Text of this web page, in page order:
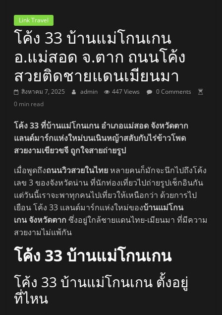
FM
ลพบุรี
Link Travel
โค้ง 33 บ้านแม่โกนเกน
อ.แม่สอด จ.ตาก ถนนโค้ง
สวยติดชายแดนเมียนมา
สิงหาคม 7, 2025 admin 447 Views
0 Comments
0 min read
โค้ง 33 ที่บ้านแม่โกนเกน อำเภอแม่สอด จังหวัดตาก
แลนด์มาร์กแห่งใหม่บนเนินหญ้าสลับกับไร่ข้าวโพด
สวยงามเขียวขจี ถูกใจสายถ่ายรูป
เมื่อพูดถึงถนนวิวสวยในไทย หลายคนก็มักจะนึกไปถึงโค้ง
เลข 3 ของจังหวัดน่าน ที่นักท่องเที่ยวไปถ่ายรูปเช็กอินกัน
แต่วันนี้เราจะพาทุกคนไปเที่ยวให้เหนือกว่า ด้วยการไป
เยือน โค้ง 33 แลนด์มาร์กแห่งใหม่ของบ้านแม่โกน
เกน จังหวัดตาก ซึ่งอยู่ใกล้ชายแดนไทย-เมียนมา ที่มีความ
สวยงามไม่แพ้กัน
โค้ง 33 บ้านแม่โกนเกน
โค้ง 33 บ้านแม่โกนเกน ตั้งอยู่
ที่ไหน